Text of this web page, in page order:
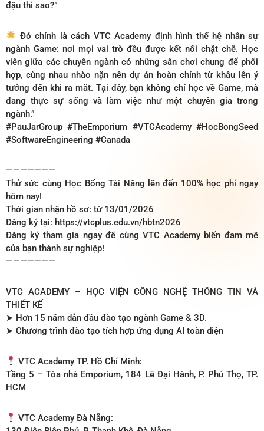
đậu thì sao?”
Đó chính là cách VTC Academy định hình thế hệ nhân sự
ngành Game: nơi mọi vai trò đều được kết nối chặt chẽ. Học
viên giữa các chuyên ngành có những sân chơi chung để phối
hợp, cùng nhau nhào nặn nên dự án hoàn chỉnh từ khâu lên ý
tưởng đến khi ra mắt. Tại đây, bạn không chỉ học về Game, mà
đang thực sự sống và làm việc như một chuyên gia trong
ngành.”
#PauJarGroup #TheEmporium #VTCAcademy #HocBongSeed
#SoftwareEngineering #Canada
———————
Thử sức cùng Học Bổng Tài Năng lên đến 100% học phí ngay
hôm nay!
Thời gian nhận hồ sơ: từ 13/01/2026
Đăng ký tại: https://vtcplus.edu.vn/hbtn2026
Đăng ký tham gia ngay để cùng VTC Academy biến đam mê
của bạn thành sự nghiệp!
———————
VTC ACADEMY – HỌC VIỆN CÔNG NGHỆ THÔNG TIN VÀ
THIẾT KẾ
➤ Hơn 15 năm dẫn đầu đào tạo ngành Game & 3D.
➤ Chương trình đào tạo tích hợp ứng dụng AI toàn diện
VTC Academy TP. Hồ Chí Minh:
Tầng 5 – Tòa nhà Emporium, 184 Lê Đại Hành, P. Phú Thọ, TP.
HCM
VTC Academy Đà Nẵng: